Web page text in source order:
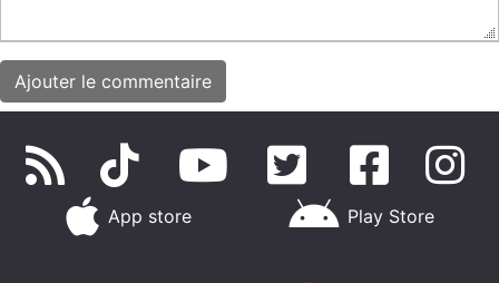
App store Play Store